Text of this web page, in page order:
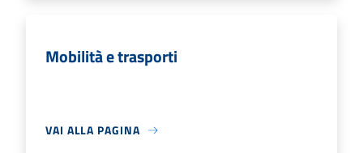
Mobilità e trasporti
VAI ALLA PAGINA